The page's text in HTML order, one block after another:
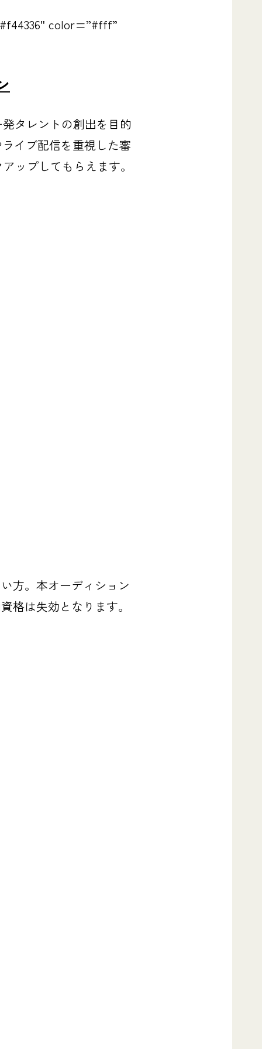
color=”#fff”
タレントの創出を目的
イブ配信を重視した審
ップしてもらえます。
方。本オーディション
格は失効となります。